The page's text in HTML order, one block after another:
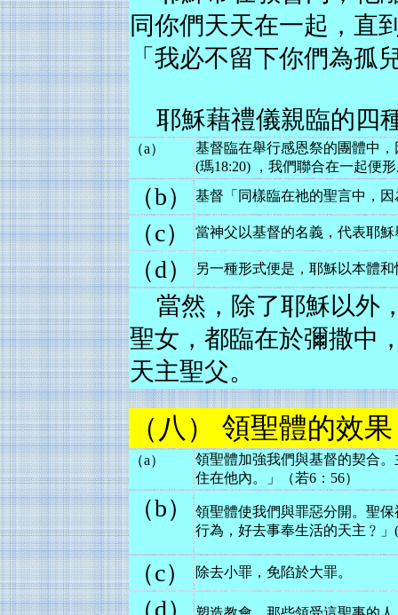
同你們天天在一起，直
「我必不留下你們為孤
耶穌藉禮儀親臨的四
（a）
基督臨在舉行感恩祭的團體中
(瑪18:20) ，我們聯合在一起便
（b） 基督「同樣臨在祂的聖言中，
（c） 當神父以基督的名義，代表耶
（d） 另一種形式便是，耶穌以本體
當然，除了耶穌以外
聖女，都臨在於彌撒中
天主聖父。
（八） 領聖體的效果
（a）
領聖體加強我們與基督的契合
住在他內。」（若6：56）
（b）
領聖體使我們與罪惡分開。聖
行為，好去事奉生活的天主﹖」
（c） 除去小罪，免陷於大罪。
（d）